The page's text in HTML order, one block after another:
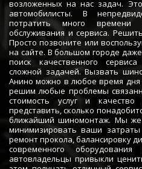
возложенных на нас задач.
автомобилисты. В
потратить много времени
обслуживания и сервиса.
Просто позвоните или
на сайте. В большом городе
поиск качественного
сложной задачей. Вызвать
Анино можно в любое время
решим любые проблемы
стоимость услуг и качество
представить, сколько
ближайший шиномонтаж. Мы
минимизировать ваши
ремонт прокола, балансировку
современного
автовладельцы привыкли